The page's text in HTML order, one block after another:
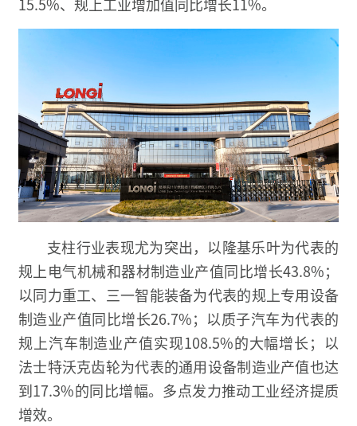
支柱行业表现尤为突出，以隆基乐叶为代表的
规上电气机械和器材制造业产值同比增长43.8%；
以同力重工、三一智能装备为代表的规上专用设备
制造业产值同比增长26.7%；以质子汽车为代表的
规上汽车制造业产值实现108.5%的大幅增长；以
法士特沃克齿轮为代表的通用设备制造业产值也达
到17.3%的同比增幅。多点发力推动工业经济提质
增效。